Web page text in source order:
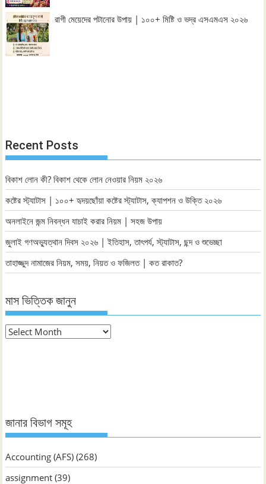
রাগী মেয়েদের পটানোর উপায় | ১০০+ মিষ্টি ও ভদ্র এসএমএস ২০২৬
Recent Posts
বিকাশ লোন কী? বিকাশ থেকে লোন নেওয়ার নিয়ম ২০২৬
কষ্টের স্ট্যাটাস | ১০০+ হৃদয়ছোঁয়া কষ্টের স্ট্যাটাস, ক্যাপশন ও উক্তি ২০২৬
অনলাইনে জন্ম নিবন্ধন যাচাই করার নিয়ম | সহজ উপায়
জুলাই গণঅভ্যুত্থান দিবস ২০২৬ | ইতিহাস, তাৎপর্য, স্ট্যাটাস, ছন্দ ও শুভেচ্ছা
তাহাজ্জুদ নামাজের নিয়ম, সময়, নিয়ত ও ফজিলত | কত রাকাত?
মাস ভিত্তিক জানুন
মাস
জানার বিভাগ সমূহ
Accounting (AFS) (268)
assignment (39)